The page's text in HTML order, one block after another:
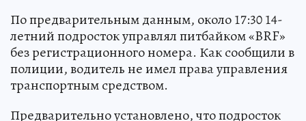
По предварительным данным, около 17:30 14-
летний подросток управлял питбайком «BRF»
без регистрационного номера. Как сообщили в
полиции, водитель не имел права управления
транспортным средством.
Предварительно установлено, что подросток